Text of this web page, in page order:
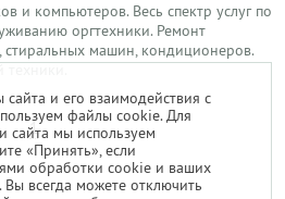
и компьютеров. Весь спектр услуг по
оргтехники. Ремонт
стиральных машин, кондиционеров.
техники.
1
и его взаимодействия с
файлы cookie. Для
сайта мы используем
«Принять», если
обработки cookie и ваших
всегда можете отключить